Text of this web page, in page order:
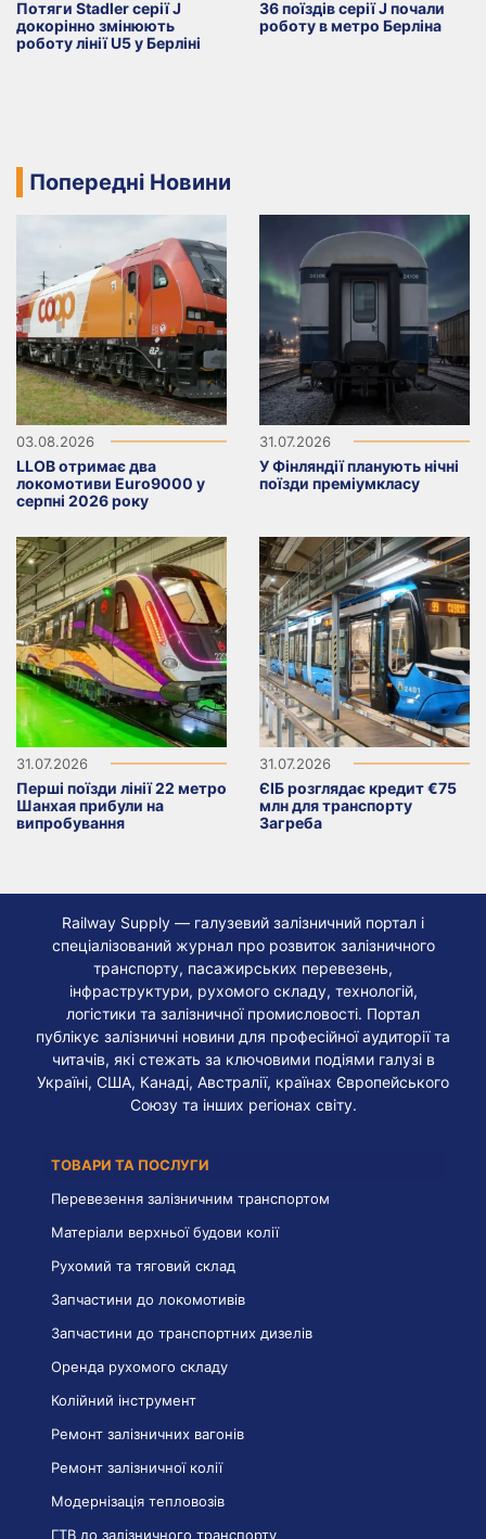
Потяги Stadler серії J
докорінно змінюють
роботу лінії U5 у Берліні
36 поїздів серії J почали
роботу в метро Берліна
Попередні Новини
03.08.2026
LLOB отримає два
локомотиви Euro9000 у
серпні 2026 року
31.07.2026
У Фінляндії планують нічні
поїзди преміумкласу
31.07.2026
Перші поїзди лінії 22 метро
Шанхая прибули на
випробування
31.07.2026
ЄІБ розглядає кредит €75
млн для транспорту
Загреба
Railway Supply — галузевий залізничний портал і
спеціалізований журнал про розвиток залізничного
транспорту, пасажирських перевезень,
інфраструктури, рухомого складу, технологій,
логістики та залізничної промисловості. Портал
публікує залізничні новини для професійної аудиторії та
читачів, які стежать за ключовими подіями галузі в
Україні, США, Канаді, Австралії, країнах Європейського
Союзу та інших регіонах світу.
ТОВАРИ ТА ПОСЛУГИ
Перевезення залізничним транспортом
Матеріали верхньої будови колії
Рухомий та тяговий склад
Запчастини до локомотивів
Запчастини до транспортних дизелів
Оренда рухомого складу
Колійний інструмент
Ремонт залізничних вагонів
Ремонт залізничної колії
Модернізація тепловозів
ГТВ до залізничного транспорту